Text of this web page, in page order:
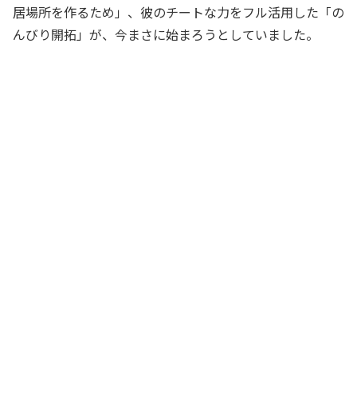
居場所を作るため」、彼のチートな力をフル活用した「の
んびり開拓」が、今まさに始まろうとしていました。